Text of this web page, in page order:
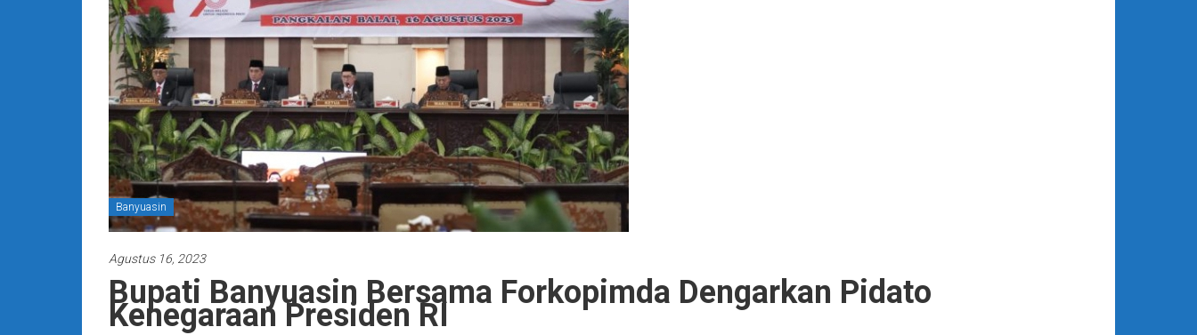
Banyuasin
Agustus 16, 2023
Bupati Banyuasin Bersama Forkopimda Dengarkan Pidato
Kenegaraan Presiden RI